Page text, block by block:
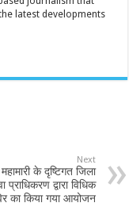
latest developments
Next
के दृष्टिगत जिला
प्राधिकरण द्वारा विधिक
का किया गया आयोजन